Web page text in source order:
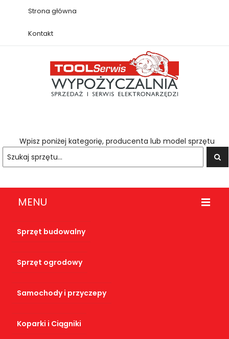
Strona główna
Kontakt
Wpisz poniżej kategorię, producenta lub model sprzętu
MENU
Sprzęt budowalny
Sprzęt ogrodowy
Samochody i przyczepy
Koparki i Ciągniki